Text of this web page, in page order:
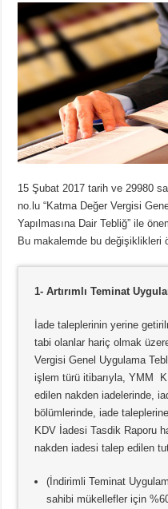
15 Şubat 2017 tarih ve 29980
no.lu “Katma Değer Vergisi
Yapılmasına Dair Tebliğ” ile
Bu makalemde bu değişiklikleri
1- Artırımlı Teminat
İade taleplerinin yerine
tabi olanlar hariç olmak
Vergisi Genel Uygulama
işlem türü itibarıyla, YMM
edilen nakden iadelerinde,
bölümlerinde, iade
KDV İadesi Tasdik Raporu
nakden iadesi talep edilen
(İndirimli Teminat
sahibi mükellefler için